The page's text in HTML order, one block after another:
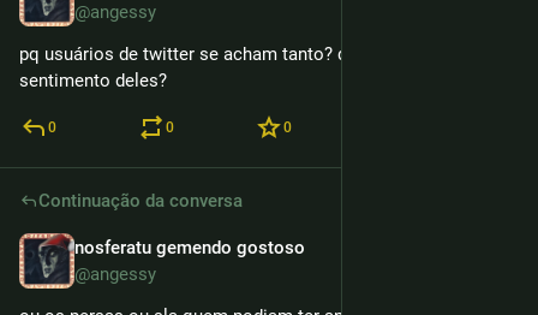
@angessy
pq usuários de twitter se acham tanto? quando surgiu esse
sentimento deles?
0 0 0
Continuação da conversa
nosferatu gemendo gostoso
@angessy